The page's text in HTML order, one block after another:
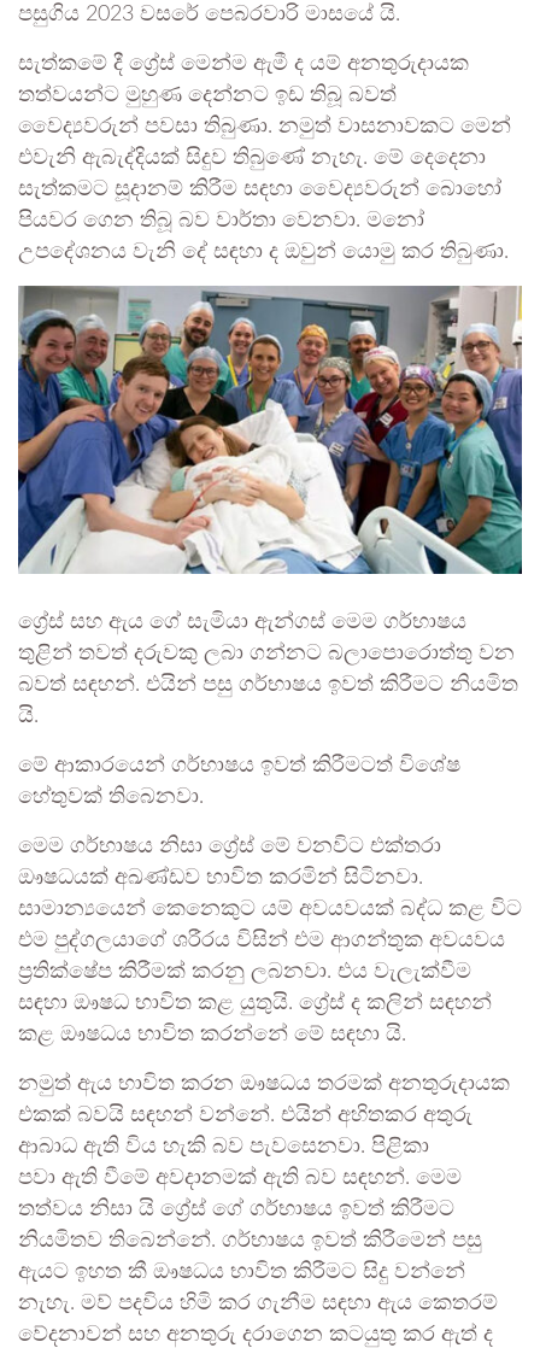
පසුගිය 2023 වසරේ පෙබරවාරි මාසයේ යි.
සැත්කමේ දී ග්‍රේස් මෙන්ම ඇමී ද යම් අනතුරුදායක
තත්වයන්ට මුහුණ දෙන්නට ඉඩ තිබූ බවත්
වෛද්‍යවරුන් පවසා තිබුණා. නමුත් වාසනාවකට මෙන්
එවැනි ඇබැද්දියක් සිදුව තිබුණේ නැහැ. මේ දෙදෙනා
සැත්කමට සූදානම් කිරීම සඳහා වෛද්‍යවරුන් බොහෝ
පියවර ගෙන තිබූ බව වාර්තා වෙනවා. මනෝ
උපදේශනය වැනි දේ සඳහා ද ඔවුන් යොමු කර තිබුණා.
ග්‍රේස් සහ ඇය ගේ සැමියා ඇන්ගස් මෙම ගර්භාෂය
තුළින් තවත් දරුවකු ලබා ගන්නට බලාපොරොත්තු වන
බවත් සඳහන්. එයින් පසු ගර්භාෂය ඉවත් කිරීමට නියමිත
යි.
මේ ආකාරයෙන් ගර්භාෂය ඉවත් කිරීමටත් විශේෂ
හේතුවක් තිබෙනවා.
මෙම ගර්භාෂය නිසා ග්‍රේස් මේ වනවිට එක්තරා
ඖෂධයක් අඛණ්ඩව භාවිත කරමින් සිටිනවා.
සාමාන්‍යයෙන් කෙනෙකුට යම් අවයවයක් බද්ධ කළ විට
එම පුද්ගලයාගේ ශරීරය විසින් එම ආගන්තුක අවයවය
ප්‍රතික්ෂේප කිරීමක් කරනු ලබනවා. එය වැලැක්වීම
සඳහා ඖෂධ භාවිත කළ යුතුයි. ග්‍රේස් ද කලින් සඳහන්
කළ ඖෂධය භාවිත කරන්නේ මේ සඳහා යි.
නමුත් ඇය භාවිත කරන ඖෂධය තරමක් අනතුරුදායක
එකක් බවයි සඳහන් වන්නේ. එයින් අහිතකර අතුරු
ආබාධ ඇති විය හැකි බව පැවසෙනවා. පිළිකා
පවා ඇති වීමේ අවදානමක් ඇති බව සඳහන්. මෙම
තත්වය නිසා යි ග්‍රේස් ගේ ගර්භාෂය ඉවත් කිරීමට
නියමිතව තිබෙන්නේ. ගර්භාෂය ඉවත් කිරීමෙන් පසු
ඇයට ඉහත කී ඖෂධය භාවිත කිරීමට සිදු වන්නේ
නැහැ. මව් පදවිය හිමි කර ගැනීම සඳහා ඇය කෙතරම්
වේදනාවන් සහ අනතුරු දරාගෙන කටයුතු කර ඇත් ද